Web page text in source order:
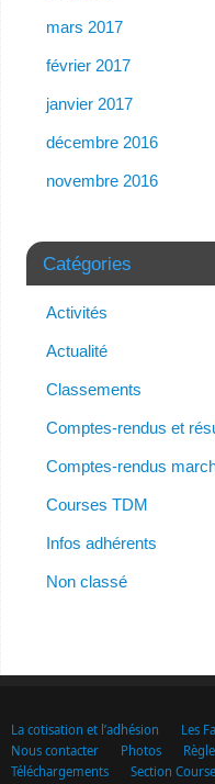
mars 2017
février 2017
janvier 2017
décembre 2016
novembre 2016
Catégories
Activités
Actualité
Classements
Comptes-rendus et
Comptes-rendus
Courses TDM
Infos adhérents
Non classé
La cotisation et l’adhésion Les
Nous contacter
Photos
Téléchargements
Section